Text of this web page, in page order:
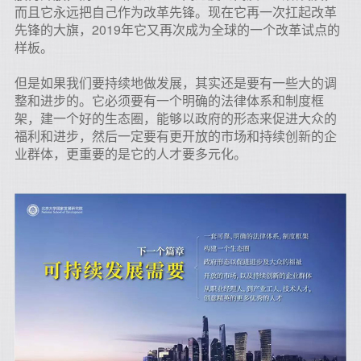
而且它永远把自己作为改革先锋。现在它再一次扛起改革
先锋的大旗，2019年它又再次成为全球的一个改革试点的
样板。
但是如果我们要持续地做发展，其实还是要有一些大的调
整和进步的。它必须要有一个明确的法律体系和制度框
架，建一个好的生态圈，能够以政府的形态来促进大众的
福利和进步，然后一定要有更开放的市场和持续创新的企
业群体，更重要的是它的人才要多元化。